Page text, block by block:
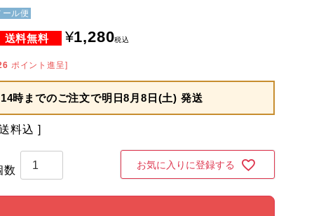
ール便
¥1,280税込
ポイント進呈]
14時までのご注文で明日8月8日(土) 発送
料込
お気に入りに登録する